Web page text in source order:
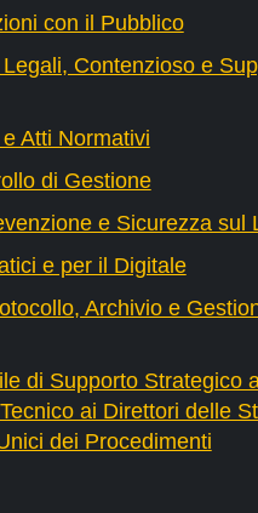
con il Pubblico
Contenzioso e
Atti Normativi
di Gestione
e Sicurezza sul
e per il Digitale
Archivio e
di Supporto Strategico
ai Direttori delle
dei Procedimenti